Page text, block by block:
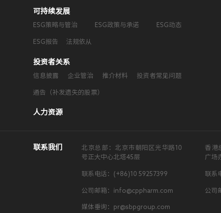
可持续发展
ESG策略与管治 ESG政策与承诺 ESG动态
ESG报告 法规依从
投资者关系
信息披露 企业管治 推介材料 投资者常见问题
通告（补发遗失的股票）
人力资源
联系我们
北京总部：北京市朝阳区光华路10
号正大中心北塔45层
联系电话：(+86)10 59257399
公司邮箱：info@cppharm.com
媒体垂询：pr@sbpgroup.com
香港
广场
联系
公司